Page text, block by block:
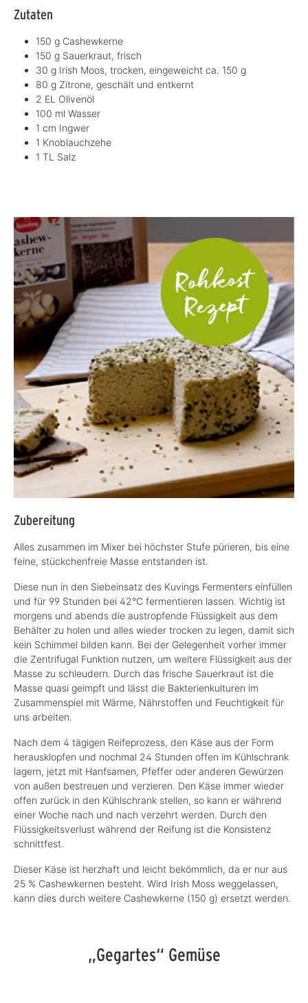
Zutaten
150 g Cashewkerne
150 g Sauerkraut, frisch
30 g Irish Moos, trocken, eingeweicht ca. 150 g
80 g Zitrone, geschält und entkernt
2 EL Olivenöl
100 ml Wasser
1 cm Ingwer
1 Knoblauchzehe
1 TL Salz
Zubereitung
Alles zusammen im Mixer bei höchster Stufe pürieren, bis eine
feine, stückchenfreie Masse entstanden ist.
Diese nun in den Siebeinsatz des Kuvings Fermenters einfüllen
und für 99 Stunden bei 42°C fermentieren lassen. Wichtig ist
morgens und abends die austropfende Flüssigkeit aus dem
Behälter zu holen und alles wieder trocken zu legen, damit sich
kein Schimmel bilden kann. Bei der Gelegenheit vorher immer
die Zentrifugal Funktion nutzen, um weitere Flüssigkeit aus der
Masse zu schleudern. Durch das frische Sauerkraut ist die
Masse quasi geimpft und lässt die Bakterienkulturen im
Zusammenspiel mit Wärme, Nährstoffen und Feuchtigkeit für
uns arbeiten.
Nach dem 4 tägigen Reifeprozess, den Käse aus der Form
herausklopfen und nochmal 24 Stunden offen im Kühlschrank
lagern, jetzt mit Hanfsamen, Pfeffer oder anderen Gewürzen
von außen bestreuen und verzieren. Den Käse immer wieder
offen zurück in den Kühlschrank stellen, so kann er während
einer Woche nach und nach verzehrt werden. Durch den
Flüssigkeitsverlust während der Reifung ist die Konsistenz
schnittfest.
Dieser Käse ist herzhaft und leicht bekömmlich, da er nur aus
25 % Cashewkernen besteht. Wird Irish Moss weggelassen,
kann dies durch weitere Cashewkerne (150 g) ersetzt werden.
„Gegartes“ Gemüse